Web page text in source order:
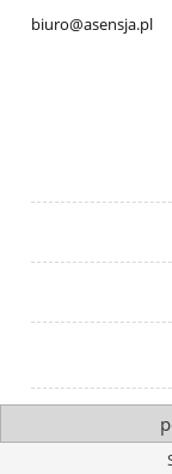
biuro@asensja.pl